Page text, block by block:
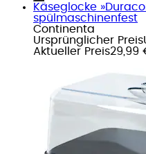
Käseglocke
spülmaschinenfest
Continenta
Ursprünglicher Preis
Aktueller Preis29,99